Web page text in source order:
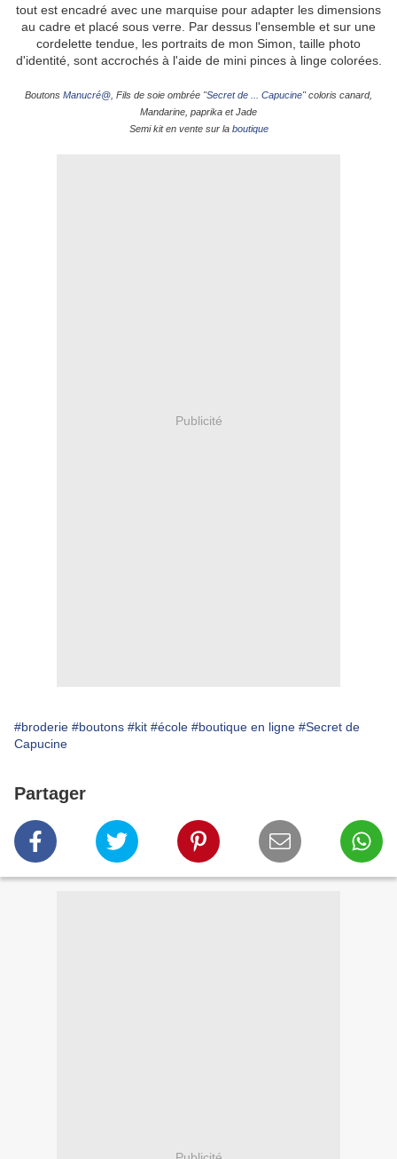
tout est encadré avec une marquise pour adapter les dimensions
au cadre et placé sous verre. Par dessus l'ensemble et sur une
cordelette tendue, les portraits de mon Simon, taille photo
d'identité, sont accrochés à l'aide de mini pinces à linge colorées.
Boutons Manucré@, Fils de soie ombrée "Secret de ... Capucine" coloris canard,
Mandarine, paprika et Jade
Semi kit en vente sur la boutique
Publicité
#broderie #boutons #kit #école #boutique en ligne #Secret de
Capucine
Partager